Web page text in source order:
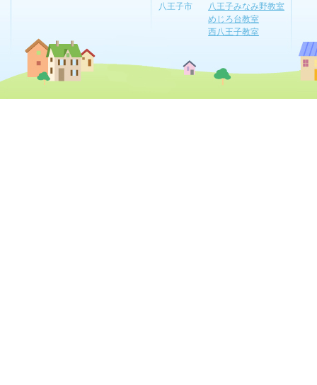
八王子市
八王子みなみ野教室
めじろ台教室
西八王子教室